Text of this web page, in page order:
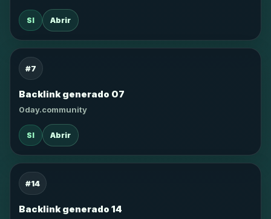
SI Abrir
#7
Backlink generado 07
0day.community
SI Abrir
#14
Backlink generado 14